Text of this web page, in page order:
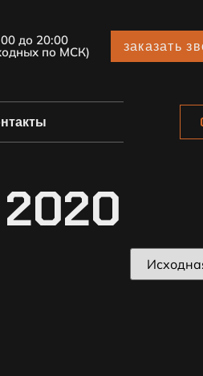
до 20:00
по МСК) заказать